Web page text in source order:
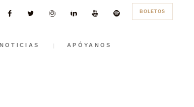
BOLETOS
NOTICIAS APÓYANOS